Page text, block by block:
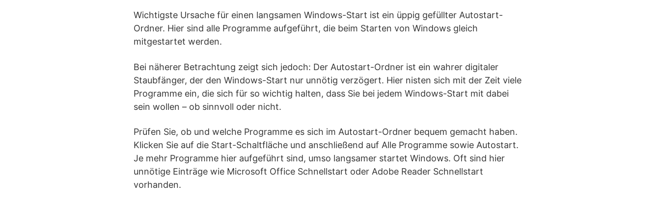
Wichtigste Ursache für einen langsamen Windows-Start ist ein üppig gefüllter Autostart-
Ordner. Hier sind alle Programme aufgeführt, die beim Starten von Windows gleich
mitgestartet werden.
Bei näherer Betrachtung zeigt sich jedoch: Der Autostart-Ordner ist ein wahrer digitaler
Staubfänger, der den Windows-Start nur unnötig verzögert. Hier nisten sich mit der Zeit viele
Programme ein, die sich für so wichtig halten, dass Sie bei jedem Windows-Start mit dabei
sein wollen – ob sinnvoll oder nicht.
Prüfen Sie, ob und welche Programme es sich im Autostart-Ordner bequem gemacht haben.
Klicken Sie auf die Start-Schaltfläche und anschließend auf Alle Programme sowie Autostart.
Je mehr Programme hier aufgeführt sind, umso langsamer startet Windows. Oft sind hier
unnötige Einträge wie Microsoft Office Schnellstart oder Adobe Reader Schnellstart
vorhanden.